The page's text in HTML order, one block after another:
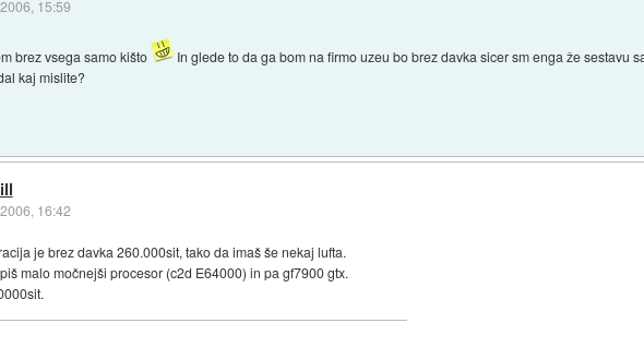
15:59
brez vsega samo kišto
In glede to da ga bom na firmo uzeu bo brez davka sicer sm enga že sestavu
kaj mislite?
16:42
je brez davka 260.000sit, tako da imaš še nekaj lufta.
malo močnejši procesor (c2d E64000) in pa gf7900 gtx.